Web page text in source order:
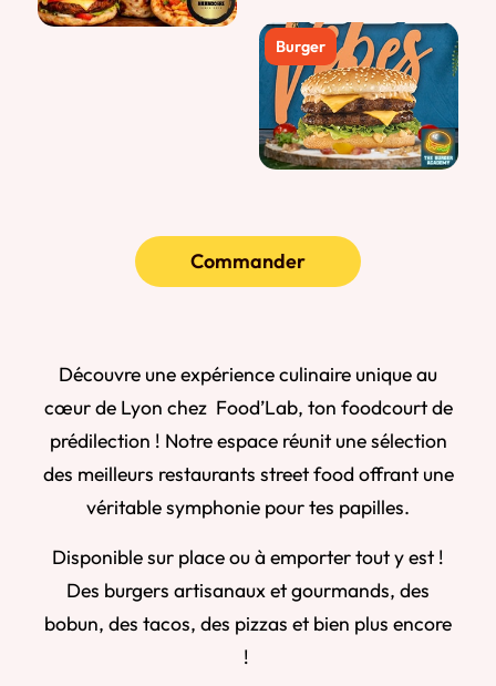
Commander
Découvre une expérience culinaire unique au
cœur de Lyon chez Food’Lab, ton foodcourt de
prédilection ! Notre espace réunit une sélection
des meilleurs restaurants street food offrant une
véritable symphonie pour tes papilles.
Disponible sur place ou à emporter tout y est !
Des burgers artisanaux et gourmands, des
bobun, des tacos, des pizzas et bien plus encore
!